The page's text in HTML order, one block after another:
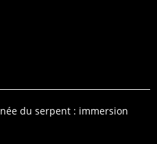
du serpent : immersion